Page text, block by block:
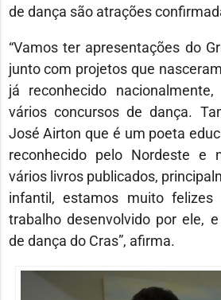
de dança são atrações
“Vamos ter apresentações do
junto com projetos que
já reconhecido
vários concursos de dança.
José Airton que é um poeta
reconhecido pelo Nordeste e
vários livros publicados,
infantil, estamos muito felizes
trabalho desenvolvido por ele,
de dança do Cras”, afirma.